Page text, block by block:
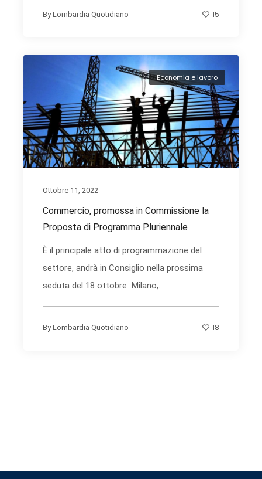
ByLombardia Quotidiano 15
Economia e lavoro
Ottobre 11, 2022
Commercio, promossa in Commissione la
Proposta di Programma Pluriennale
È il principale atto di programmazione del
settore, andrà in Consiglio nella prossima
seduta del 18 ottobre Milano,...
ByLombardia Quotidiano 18